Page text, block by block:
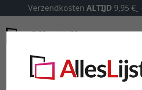
Verzendkosten ALTIJD 9,95 €